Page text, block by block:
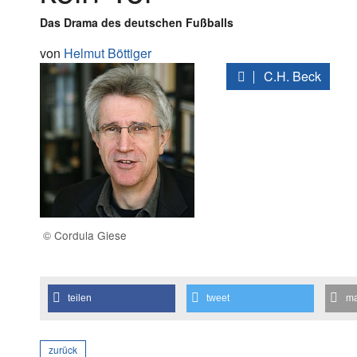
Das Drama des deutschen Fußballs
von Helmut Böttiger
© Cordula Giese
C.H. Beck
teilen tweet
zurück